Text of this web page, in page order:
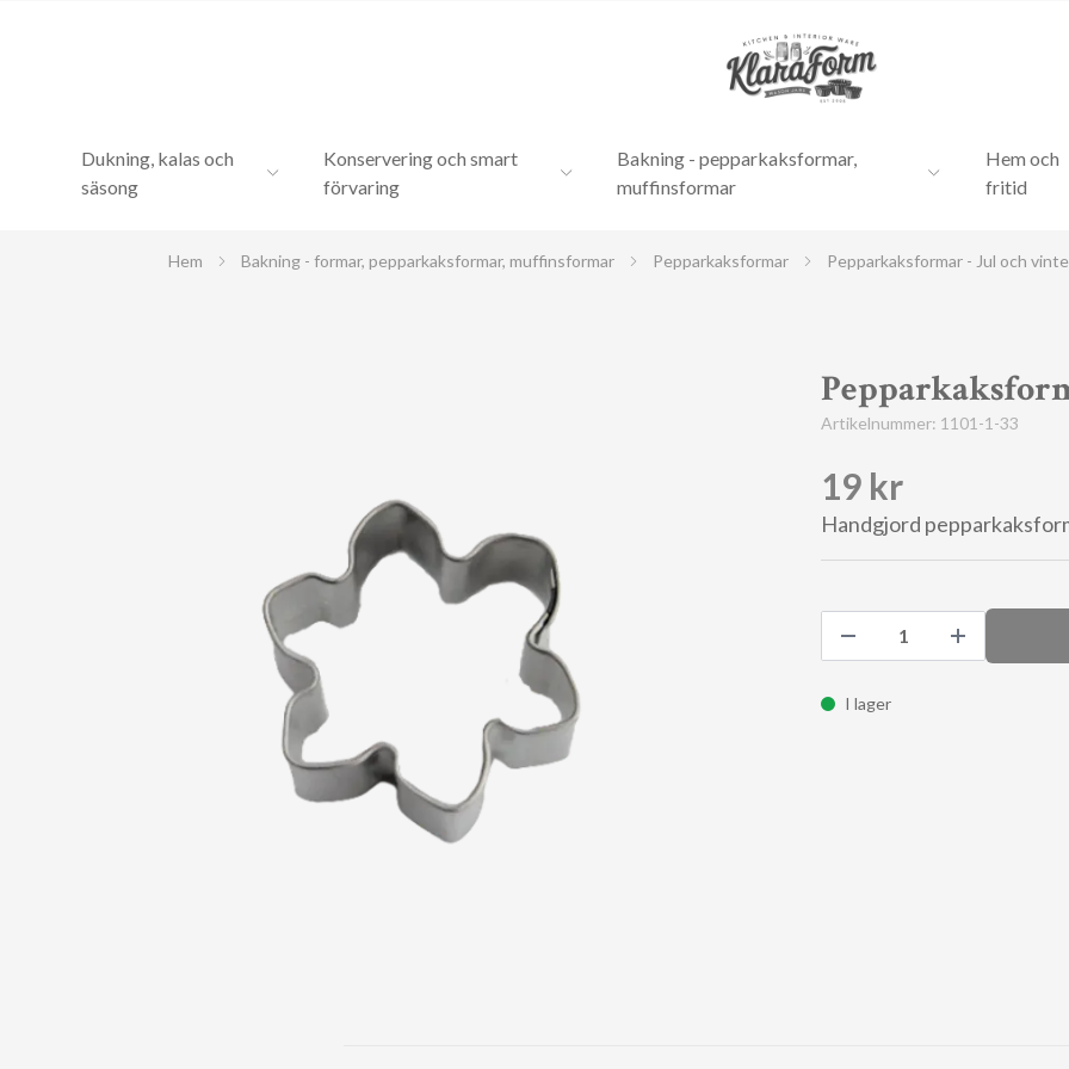
Dukning, kalas och
säsong
Konservering och smart
förvaring
Bakning - pepparkaksformar,
muffinsformar
Hem och
fritid
Hem Bakning - formar, pepparkaksformar, muffinsformar Pepparkaksformar Pepparkaksformar - Jul och
Artikelnummer: 1101-1-33
19 kr
Handgjord
I lager